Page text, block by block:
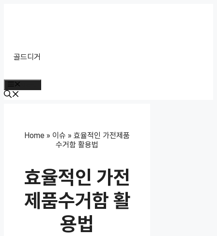
골드디거
Home » 이슈 »효율적인 가전제품
수거함 활용법
효율적인 가전
제품수거함 활
용법